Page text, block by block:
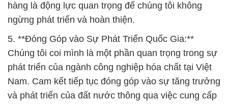
hàng là động lực quan trọng để chúng tôi không
ngừng phát triển và hoàn thiện.
5. **Đóng Góp vào Sự Phát Triển Quốc Gia:**
Chúng tôi coi mình là một phần quan trọng trong sự
phát triển của ngành công nghiệp hóa chất tại Việt
Nam. Cam kết tiếp tục đóng góp vào sự tăng trưởng
và phát triển của đất nước thông qua việc cung cấp